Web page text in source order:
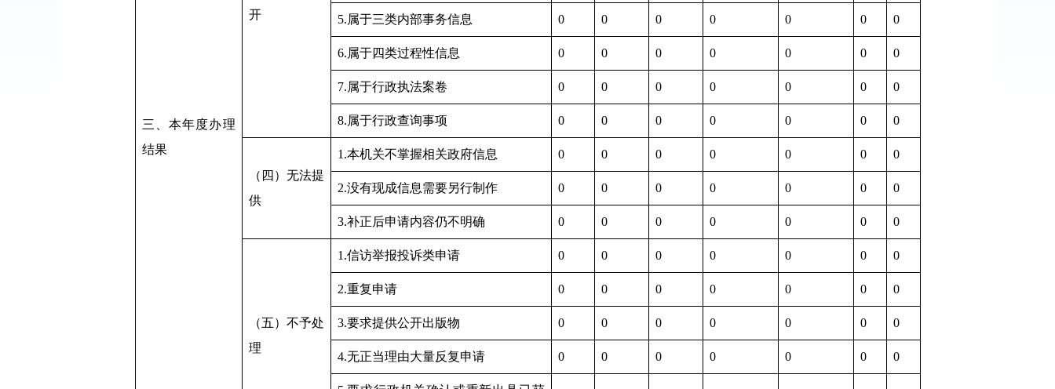
三、本年度办理
结果
开
5.属于三类内部事务信息 0 0 0 0 0 0 0
6.属于四类过程性信息 0 0 0 0 0 0 0
7.属于行政执法案卷 0 0 0 0 0 0 0
8.属于行政查询事项 0 0 0 0 0 0 0
（四）无法提
供
1.本机关不掌握相关政府信息 0 0 0 0 0 0 0
2.没有现成信息需要另行制作 0 0 0 0 0 0 0
3.补正后申请内容仍不明确 0 0 0 0 0 0 0
（五）不予处
理
1.信访举报投诉类申请 0 0 0 0 0 0 0
2.重复申请 0 0 0 0 0 0 0
3.要求提供公开出版物 0 0 0 0 0 0 0
4.无正当理由大量反复申请 0 0 0 0 0 0 0